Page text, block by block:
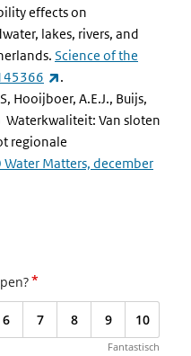
effects on
lakes, rivers, and
Science of the
(externe link)
.
Hooijboer, A.E.J., Buijs,
Waterkwaliteit: Van sloten
regionale
Water Matters, december
*
6 7 8 9 10
Fantastisch